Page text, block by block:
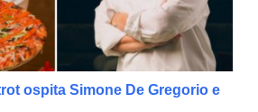
ospita Simone De Gregorio e